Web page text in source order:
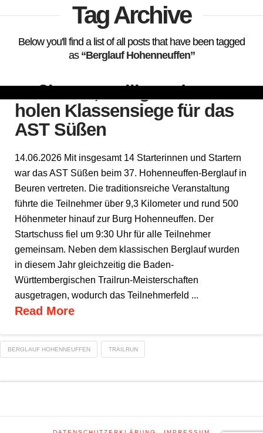
Tag Archive
Below you'll find a list of all posts that have been tagged
as “Berglauf Hohenneuffen”
Nußbaum, Heilig und Starr
holen Klassensiege für das
AST Süßen
14.06.2026 Mit insgesamt 14 Starterinnen und Startern
war das AST Süßen beim 37. Hohenneuffen-Berglauf in
Beuren vertreten. Die traditionsreiche Veranstaltung
führte die Teilnehmer über 9,3 Kilometer und rund 500
Höhenmeter hinauf zur Burg Hohenneuffen. Der
Startschuss fiel um 9:30 Uhr für alle Teilnehmer
gemeinsam. Neben dem klassischen Berglauf wurden
in diesem Jahr gleichzeitig die Baden-
Württembergischen Trailrun-Meisterschaften
ausgetragen, wodurch das Teilnehmerfeld ...
Read More
BERGLAUF HOHENNEUFFEN TRAILRUN